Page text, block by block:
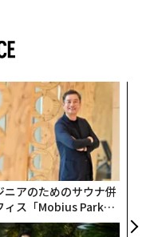
ニアのためのサウナ併
ィス「Mobius Park」
プン──タマディック